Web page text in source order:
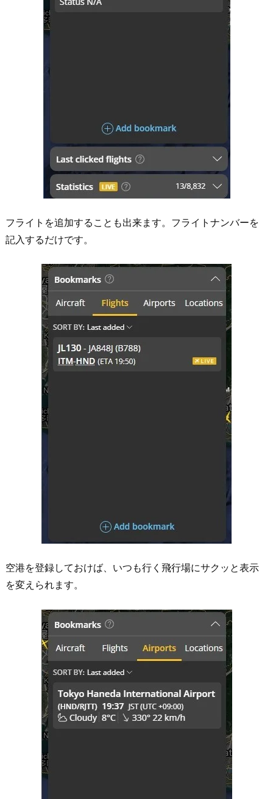
フライトを追加することも出来ます。フライトナンバーを
記入するだけです。
空港を登録しておけば、いつも行く飛行場にサクッと表示
を変えられます。